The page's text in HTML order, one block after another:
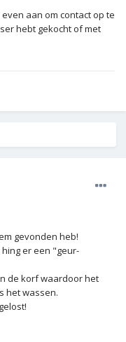
aan om contact op te
hebt gekocht of met
gevonden heb!
er een "geur-
de korf waardoor het
het wassen.